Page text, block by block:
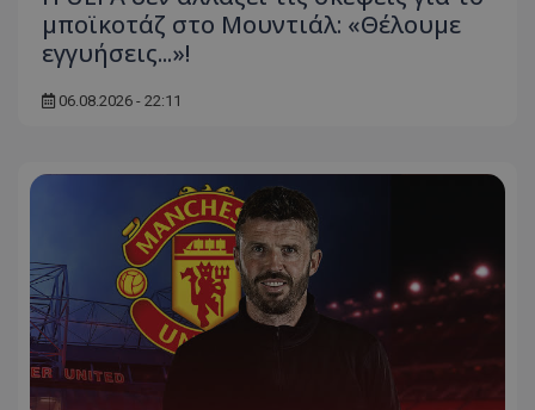
μποϊκοτάζ στο Μουντιάλ: «Θέλουμε
εγγυήσεις...»!
06.08.2026 - 22:11